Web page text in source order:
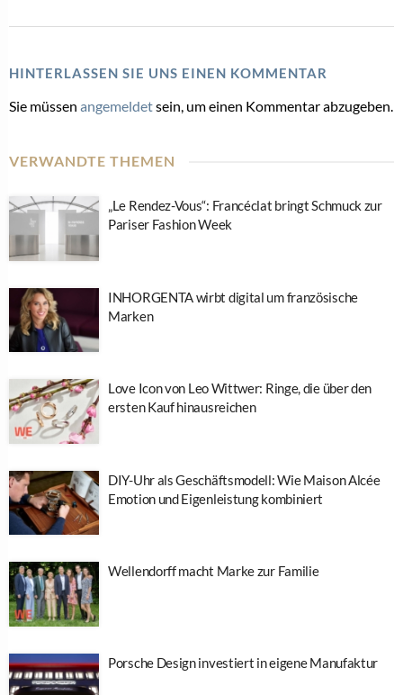
HINTERLASSEN SIE UNS EINEN KOMMENTAR
Sie müssen angemeldetsein, um einen Kommentar abzugeben.
VERWANDTE THEMEN
„Le Rendez-Vous“: Francéclat bringt Schmuck zur
Pariser Fashion Week
INHORGENTA wirbt digital um französische
Marken
Love Icon von Leo Wittwer: Ringe, die über den
ersten Kauf hinausreichen
DIY-Uhr als Geschäftsmodell: Wie Maison Alcée
Emotion und Eigenleistung kombiniert
Wellendorff macht Marke zur Familie
Porsche Design investiert in eigene Manufaktur